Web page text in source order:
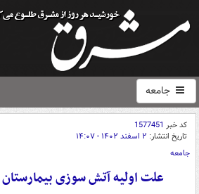
جامعه
کد خبر 1577451
تاریخ انتشار: ۲ اسفند ۱۴۰۲ - ۱۴:۰۷
جامعه
علت اولیه آتش سوزی